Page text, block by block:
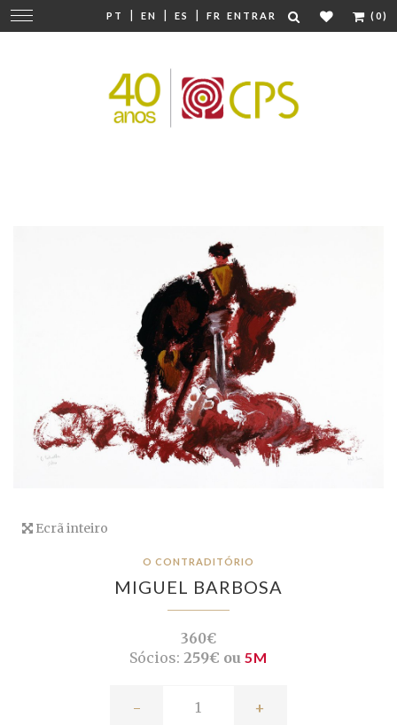
PT | EN | ES | FR ENTRAR (0)
Mudar
navegação
Ecrã inteiro
O CONTRADITÓRIO
MIGUEL BARBOSA
360€
Sócios: 259€ ou 5M
- +